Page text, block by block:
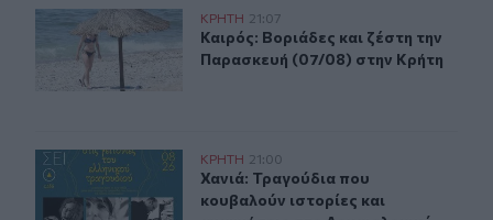
Καιρός: Βοριάδες και ζέστη την Παρασκευή (07/08)
ΚΡΗΤΗ 21:07
Καιρός: Βοριάδες και ζέστη την
Καιρός: Βοριάδες και ζέστη την
Παρασκευή (07/08) στην Κρήτη
Χανιά: Τραγούδια που κουβαλούν ιστορίες και
ΚΡΗΤΗ 21:00
Χανιά: Τραγούδια που κουβαλούν
Χανιά: Τραγούδια που
κουβαλούν ιστορίες και